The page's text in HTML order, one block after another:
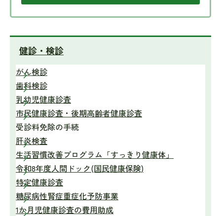
健診・検診
がん検診
歯科検診
乳幼児健康診査
市民健康診査・後期高齢者健康診査
受診料免除の手続
肝炎検査
生活習慣改善プログラム「すっきり健康体」
令和8年度人間ドック(国民健康保険)
特定健康診査
糖尿病性腎症重症化予防事業
1か月児健康診査の費用助成